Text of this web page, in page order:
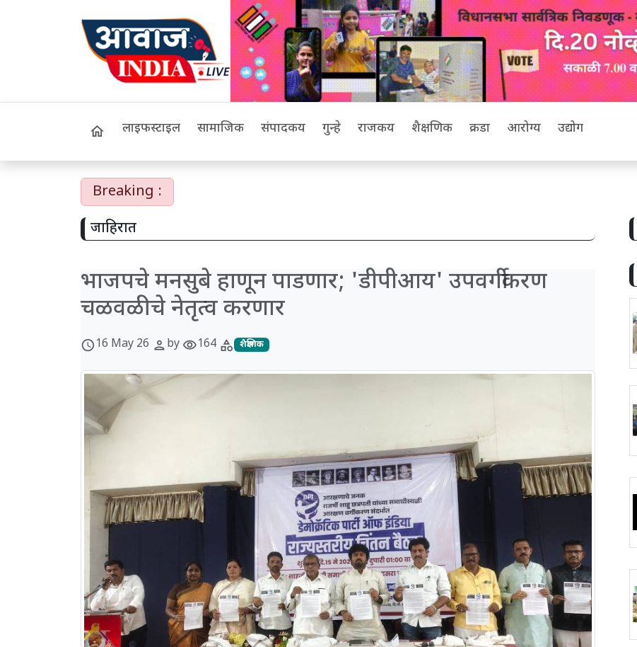
home लाइफस्टाइल सामाजिक संपादकीय गुन्हे राजकीय शैक्षणिक क्रीडा आरोग्य उद्योग
Breaking :
जाहिरात
भाजपचे मनसुबे हाणून पाडणार; 'डीपीआय' उपवर्गीकरण
चळवळीचे नेतृत्व करणार
schedule16 May 26 personby visibility164 category शैक्षणिक